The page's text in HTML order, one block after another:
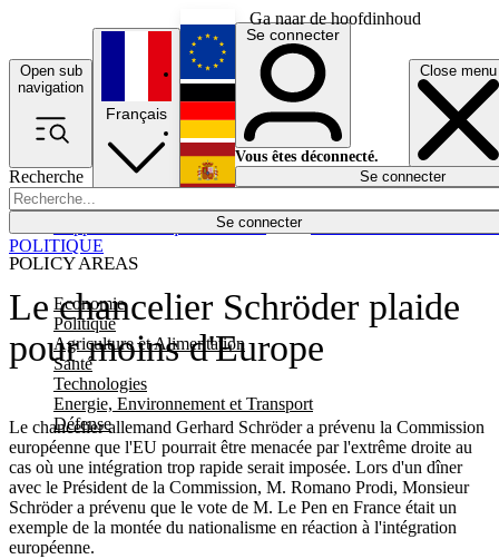
Ga naar de hoofdinhoud
Open sub
navigation
Close menu
Recherche
Se connecter
POLICY AREAS
Economie
Politique
Agriculture et Alimentation
Santé
Technologies
Energie, Environnement et Transport
Défense
Économie
Français
English
Deutsch
Español
Se connecter
Vous êtes déconnecté.
Se connecter
Le chancelier Schröder plaide
pour moins d'Europe
Le chancelier allemand Gerhard Schröder a prévenu la Commission
européenne que l'EU pourrait être menacée par l'extrême droite au
cas où une intégration trop rapide serait imposée. Lors d'un dîner
avec le Président de la Commission, M. Romano Prodi, Monsieur
Schröder a prévenu que le vote de M. Le Pen en France était un
exemple de la montée du nationalisme en réaction à l'intégration
européenne.
POLITIQUE